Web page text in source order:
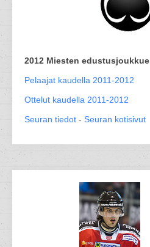
2012 Miesten edustusjoukkue
Pelaajat kaudella 2011-2012
Ottelut kaudella 2011-2012
Seuran tiedot - Seuran kotisivut